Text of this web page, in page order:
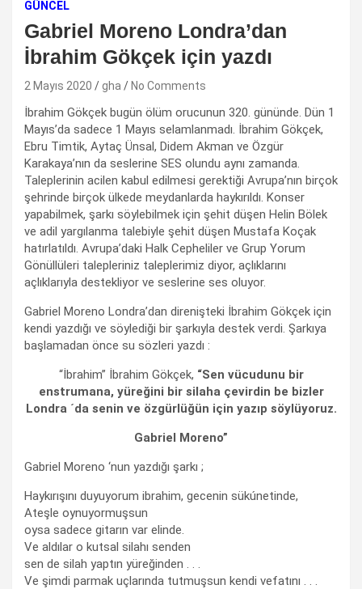
GÜNCEL
Gabriel Moreno Londra’dan
İbrahim Gökçek için yazdı
2 Mayıs 2020 gha No Comments
İbrahim Gökçek bugün ölüm orucunun 320. gününde. Dün 1
Mayıs’da sadece 1 Mayıs selamlanmadı. İbrahim Gökçek,
Ebru Timtik, Aytaç Ünsal, Didem Akman ve Özgür
Karakaya’nın da seslerine SES olundu aynı zamanda.
Taleplerinin acilen kabul edilmesi gerektiği Avrupa’nın birçok
şehrinde birçok ülkede meydanlarda haykırıldı. Konser
yapabilmek, şarkı söylebilmek için şehit düşen Helin Bölek
ve adil yargılanma talebiyle şehit düşen Mustafa Koçak
hatırlatıldı. Avrupa’daki Halk Cepheliler ve Grup Yorum
Gönüllüleri talepleriniz taleplerimiz diyor, açlıklarını
açlıklarıyla destekliyor ve seslerine ses oluyor.
Gabriel Moreno Londra’dan direnişteki İbrahim Gökçek için
kendi yazdığı ve söylediği bir şarkıyla destek verdi. Şarkıya
başlamadan önce su sözleri yazdı :
“İbrahim” İbrahim Gökçek, “Sen vücudunu bir
enstrumana, yüreğini bir silaha çevirdin be bizler
Londra ´da senin ve özgürlüğün için yazıp söylüyoruz.
Gabriel Moreno”
Gabriel Moreno ‘nun yazdığı şarkı ;
Haykırışını duyuyorum ibrahim, gecenin sükúnetinde,
Ateşle oynuyormuşsun
oysa sadece gitarın var elinde.
Ve aldılar o kutsal silahı senden
sen de silah yaptın yüreğinden . . .
Ve şimdi parmak uçlarında tutmuşsun kendi vefatını . . .